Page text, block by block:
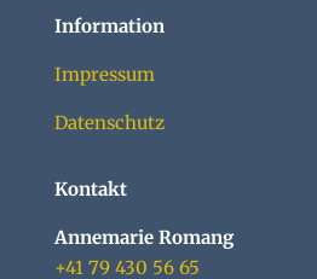
Information
Impressum
Datenschutz
Kontakt
Annemarie Romang
+41 79 430 56 65